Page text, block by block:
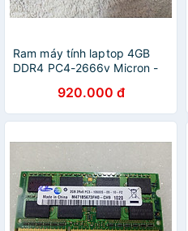
Ram máy tính laptop 4GB
DDR4 PC4-2666v Micron -
920.000 đ